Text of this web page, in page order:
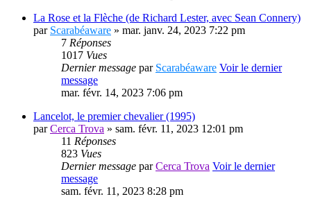
La Rose et la Flèche (de Richard Lester, avec Sean Connery)
par Scarabéaware » mar. janv. 24, 2023 7:22 pm
7 Réponses
1017 Vues
Dernier message par Scarabéaware Voir le dernier
message
mar. févr. 14, 2023 7:06 pm
Lancelot, le premier chevalier (1995)
parCerca Trova » sam. févr. 11, 2023 12:01 pm
11 Réponses
823 Vues
Dernier message parCerca Trova Voir le dernier
message
sam. févr. 11, 2023 8:28 pm